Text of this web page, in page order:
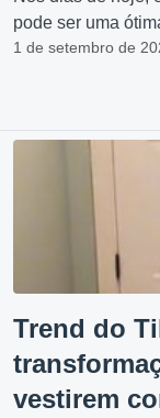
pode ser uma
1 de setembro de
Trend do
vestirem